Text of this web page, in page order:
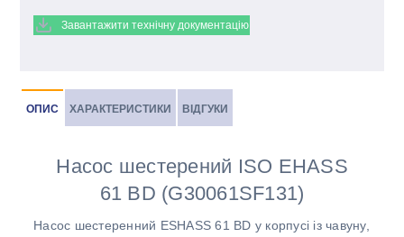
Завантажити технічну документацію
ОПИС ХАРАКТЕРИСТИКИ ВІДГУКИ
Насос шестерений ISO EHASS
61 BD (G30061SF131)
Насос шестеренний ESHASS 61 BD у корпусі із чавуну,